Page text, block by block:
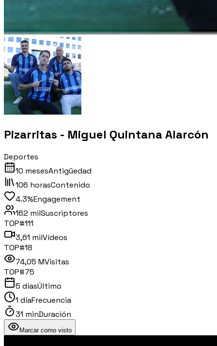
Pizarritas - Miguel Quintana Alarcón
Deportes
10 mesesAntigüedad
106 horasContenido
4.3%Engagement
162 milSuscriptores
TOP#111
3,61 milVídeos
TOP#18
74,05 MVisitas
TOP#75
5 díasÚltimo
1 díaFrecuencia
31 minDuración
Marcar como visto